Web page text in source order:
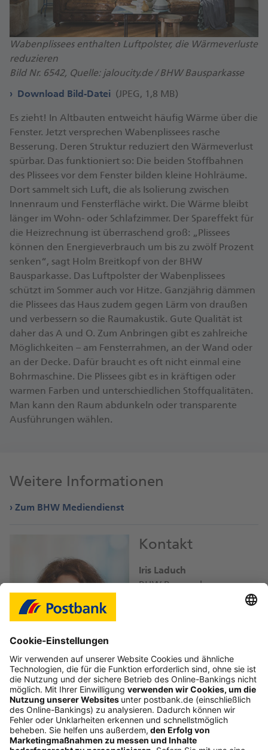
Wabenplissees enthalten Luftpolster, die Wärmeverluste
reduzieren
Bild Nr. 6542, Quelle: jaloucity.de / BHW Bausparkasse
Download Bild-Datei (JPEG, 1,8 MB)
Es zieht! In Altbauten entweicht häufig Wärme über die
Fenster. Jetzt versprechen Wabenplissees rasche
Besserung. Deren Struktur reduziert den Wärmeverlust
spürbar. Das funktioniert so: Die beiden Stoffbahnen
des Plissees vor dem Fenster bilden kleine Hohlräume.
Dort sammelt sich Luft, die als Isolierung zwischen
Innenraum und Fensterfläche wirkt. Die Wärme bleibt
länger im Wohn- oder Schlafzimmer. Der Spareffekt für
die Heizrechnung ist überraschend groß: „Plissees
können den Energieverbrauch um bis zu zwölf Prozent
senken“, sagt Holm Breitkopf von der BHW
Bausparkasse. Das Luftpolster der Wabenplissees
schützt im Sommer auch vor Hitze. Ganzjährig dämmen
die Plissees das Haus zudem gegen Lärm von draußen
und verbessern so die Raumakustik. Gute Qualität ist
daher das A und O. Zum Anbringen gibt es zahlreiche
Möglichkeiten – am Fensterrahmen, an der Wand oder
an der Decke. Dafür braucht es oft nicht einmal eine
Bohrmaschine. Die Plissees gibt es in kräftigen oder
warmen Farben und unterschiedlichen Stoffqualitäten.
Man kann den Raum abdunkeln oder transparente
Ausführungen wählen.
Weitere Informationen
Zum BHW Mediendienst
Kontakt
Iris Laduch
BHW Bausparkasse